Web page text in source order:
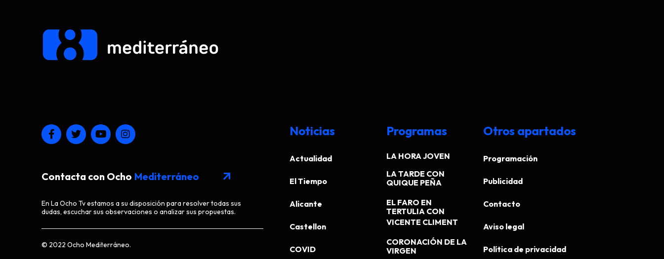
Contacta con Ocho Mediterráneo arrow_outward
En La Ocho Tv estamos a su disposición para resolver todas sus
dudas, escuchar sus observaciones o analizar sus propuestas.
© 2022 Ocho Mediterráneo.
Noticias
Actualidad
El Tiempo
Alicante
Castellon
COVID
Programas
LA HORA JOVEN
LA TARDE CON
QUIQUE PEÑA
EL FARO EN
TERTULIA CON
VICENTE CLIMENT
CORONACIÓN DE LA
VIRGEN
Otros apartados
Programación
Publicidad
Contacto
Aviso legal
Política de privacidad